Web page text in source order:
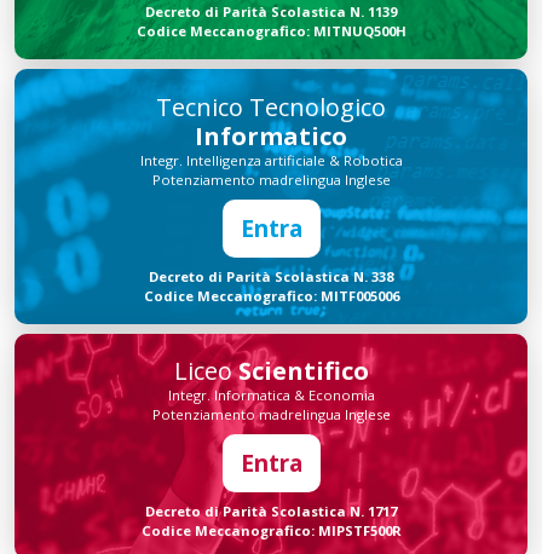
Decreto di Parità Scolastica N. 1139
Codice Meccanografico: MITNUQ500H
Tecnico Tecnologico
Informatico
Integr. Intelligenza artificiale & Robotica
Potenziamento madrelingua Inglese
Entra
Decreto di Parità Scolastica N. 338
Codice Meccanografico: MITF005006
LiceoScientifico
Integr. Informatica & Economia
Potenziamento madrelingua Inglese
Entra
Decreto di Parità Scolastica N. 1717
Codice Meccanografico: MIPSTF500R